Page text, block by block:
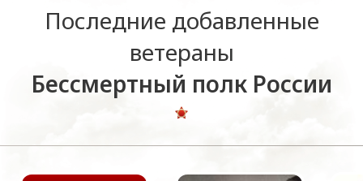
Последние добавленные
ветераны
Бессмертный полк России